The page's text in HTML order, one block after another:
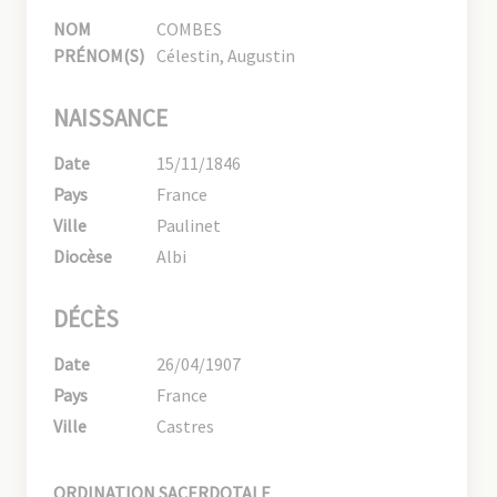
NOM
COMBES
PRÉNOM(S) Célestin, Augustin
NAISSANCE
Date
15/11/1846
Pays
France
Ville
Paulinet
Diocèse
Albi
DÉCÈS
Date
26/04/1907
Pays
France
Ville
Castres
ORDINATION SACERDOTALE